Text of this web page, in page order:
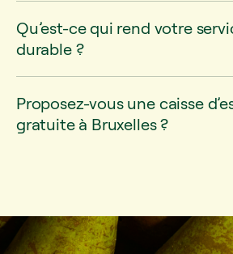
Qu’est-ce qui rend votre
durable ?
Proposez-vous une caisse
gratuite à Bruxelles ?